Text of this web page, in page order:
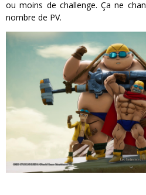
ou moins de challenge. Ça ne
nombre de PV.